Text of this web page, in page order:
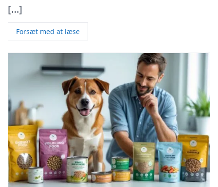
[…]
Forsæt med at læse